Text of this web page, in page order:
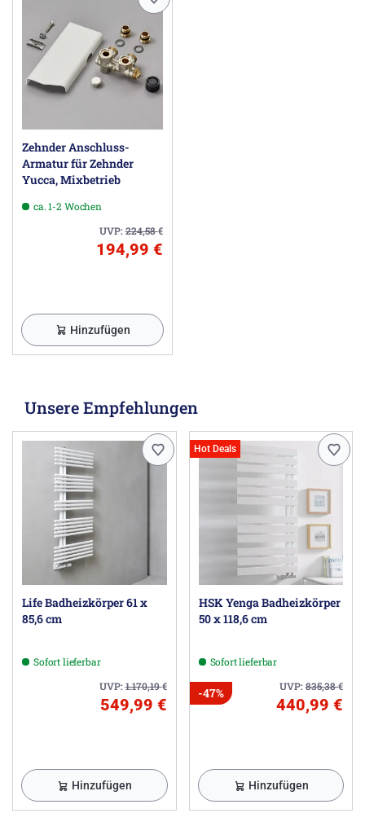
Zehnder Anschluss-
Armatur für Zehnder
Yucca, Mixbetrieb
ca. 1-2 Wochen
UVP:224,58€
194,99 €
Hinzufügen
Unsere Empfehlungen
Life Badheizkörper 61 x
85,6 cm
Sofort lieferbar
UVP:1.170,19€
549,99 €
Hinzufügen
Hot Deals
HSK Yenga Badheizkörper
50 x 118,6 cm
Sofort lieferbar
UVP:835,38€
-47%
440,99 €
Hinzufügen